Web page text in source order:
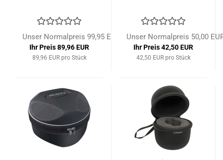
Unser Normalpreis 99,95 EUR
Ihr Preis 89,96 EUR
89,96 EUR pro Stück
Unser Normalpreis 50,00
Ihr Preis 42,50 EUR
42,50 EUR pro Stück